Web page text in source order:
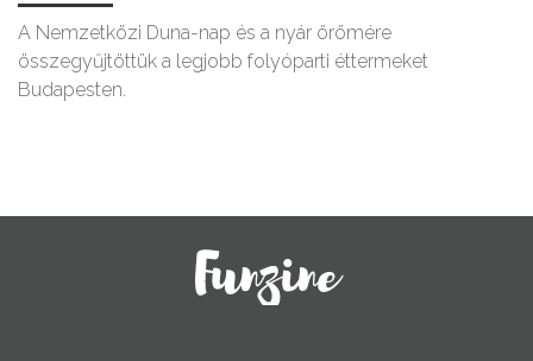
A Nemzetközi Duna-nap és a nyár örömére
összegyűjtöttük a legjobb folyóparti éttermeket
Budapesten.